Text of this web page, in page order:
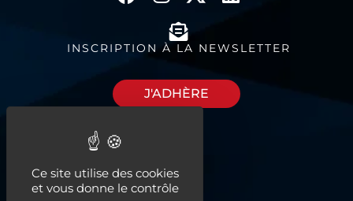
INSCRIPTION À LA NEWSLETTER
J'ADHÈRE
espaces à louer
Ce site utilise des cookies
et vous donne le contrôle